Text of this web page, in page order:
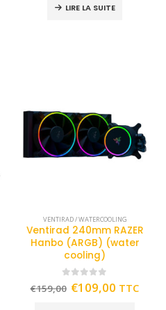
LIRE LA SUITE
VENTIRAD / WATERCOOLING
Ventirad 240mm RAZER
Hanbo (ARGB) (water
cooling)
out of 5
€159,00 €109,00 TTC